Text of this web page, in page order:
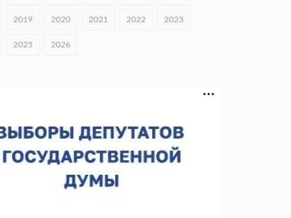
В Чкаловске спустили на воду «Метеор-120Р»
07.08.2026 13:48
В Нижнем Новгороде отметили 70-летие Дня
строителя
07.08.2026 13:15
2019 2020 2021 2022 2023
2025 2026